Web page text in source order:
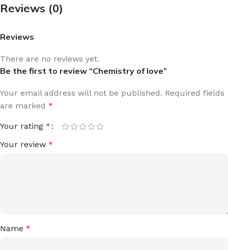
Reviews (0)
Reviews
There are no reviews yet.
Be the first to review “Chemistry of love”
Your email address will not be published. Required fields
are marked *
Your rating *
Your review *
Name *